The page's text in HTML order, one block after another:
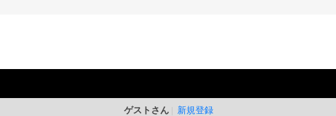
ゲストさん 新規登録